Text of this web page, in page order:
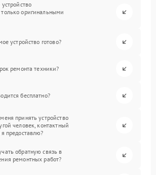
оригинальными
устройство готово?
ремонта техники?
бесплатно?
принять устройство
человек, контактный
предоставлю?
обратную связь в
ремонтных работ?